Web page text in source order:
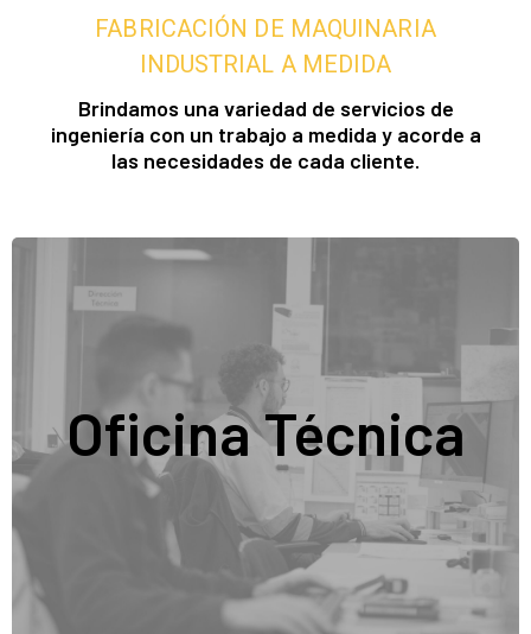
FABRICACIÓN DE MAQUINARIA
INDUSTRIAL A MEDIDA
Brindamos una variedad de servicios de
ingeniería con un trabajo a medida y acorde a
las necesidades de cada cliente.
Oficina Técnica
Ingenieros Mecánicos, Eléctricos y Maestros
Indústriales encargados de diseñar nuestros
proyectos y buscar soluciones a nuestros clientes.
Oficina Técnica de Olpe Ingeniería
es el pilar de la innovación y el
desarrollo tecnológico de la empresa. Con un equipo altamente cualificado,
diseña y desarrolla soluciones a medida utilizando software avanzado como
SolidWorks y PTC Creo
prototipos con impresión 3D. Especializada en
automatización, robótica e
, optimiza procesos productivos y diseña maquinaria industrial
personalizada con un enfoque "llave en mano"